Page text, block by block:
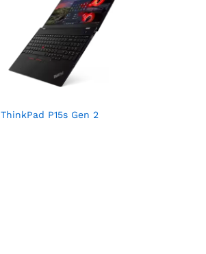
ThinkPad P15s Gen 2